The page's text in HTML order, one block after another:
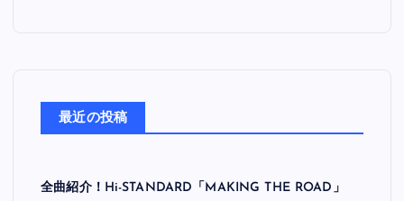
最近の投稿
全曲紹介！Hi-STANDARD「MAKING THE ROAD」